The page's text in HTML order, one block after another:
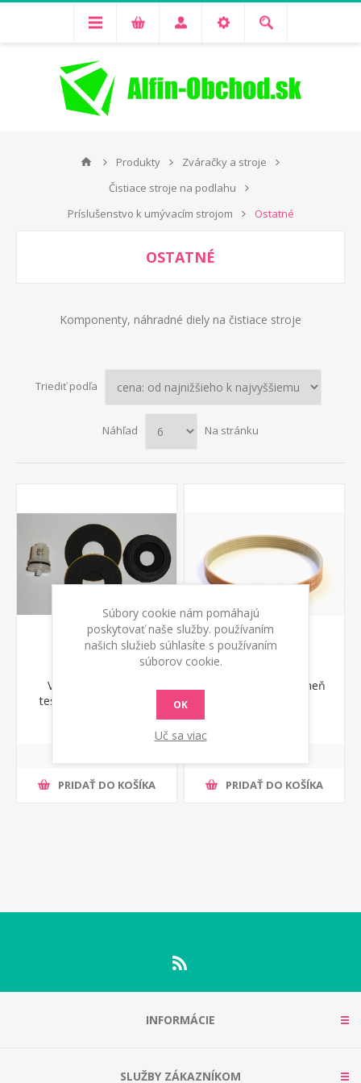
Produkty
Zváračky a stroje
Čistiace stroje na podlahu
Príslušenstvo k umývacím strojom
Ostatné
OSTATNÉ
Komponenty, náhradné diely na čistiace stroje
Triediť podľa
Náhľad Na stránku
Ventilček so sadou
tesnení Sprinter Lavor
PRIDAŤ DO KOŠÍKA
Plochý drážkový remeň
PRIDAŤ DO KOŠÍKA
INFORMÁCIE
SLUŽBY ZÁKAZNÍKOM
Súbory cookie nám pomáhajú
poskytovať naše služby. používaním
našich služieb súhlasíte s používaním
súborov cookie.
OK
Uč sa viac